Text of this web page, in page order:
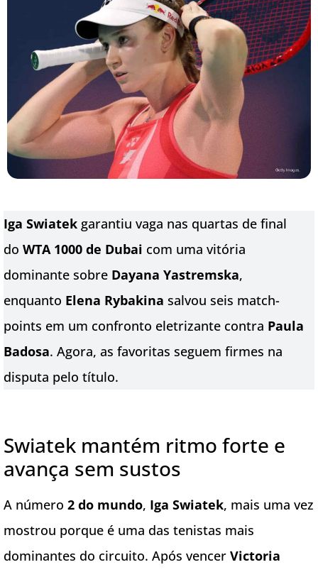
Iga Swiatek garantiu vaga nas quartas de final
do WTA 1000 de Dubai com uma vitória
dominante sobre Dayana Yastremska,
enquanto Elena Rybakina salvou seis match-
points em um confronto eletrizante contra Paula
Badosa. Agora, as favoritas seguem firmes na
disputa pelo título.
Swiatek mantém ritmo forte e
avança sem sustos
A número 2 do mundo, Iga Swiatek, mais uma vez
mostrou porque é uma das tenistas mais
dominantes do circuito. Após vencer Victoria